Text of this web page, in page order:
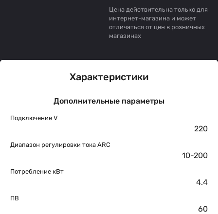
Цена действительна только для
интернет-магазина и может
отличаться от цен в розничных
магазинах
Характеристики
Дополнительные параметры
Подключение V
220
Диапазон регулировки тока ARC
10-200
Потребление кВт
4.4
ПВ
60